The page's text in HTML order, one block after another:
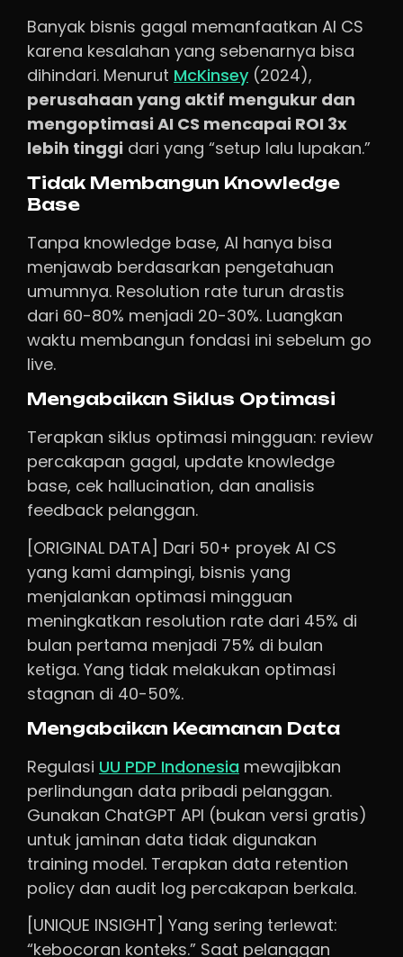
Banyak bisnis gagal memanfaatkan AI CS
karena kesalahan yang sebenarnya bisa
dihindari. Menurut McKinsey (2024),
perusahaan yang aktif mengukur dan
mengoptimasi AI CS mencapai ROI 3x
lebih tinggi dari yang “setup lalu lupakan.”
Tidak Membangun Knowledge
Base
Tanpa knowledge base, AI hanya bisa
menjawab berdasarkan pengetahuan
umumnya. Resolution rate turun drastis
dari 60-80% menjadi 20-30%. Luangkan
waktu membangun fondasi ini sebelum go
live.
Mengabaikan Siklus Optimasi
Terapkan siklus optimasi mingguan: review
percakapan gagal, update knowledge
base, cek hallucination, dan analisis
feedback pelanggan.
[ORIGINAL DATA] Dari 50+ proyek AI CS
yang kami dampingi, bisnis yang
menjalankan optimasi mingguan
meningkatkan resolution rate dari 45% di
bulan pertama menjadi 75% di bulan
ketiga. Yang tidak melakukan optimasi
stagnan di 40-50%.
Mengabaikan Keamanan Data
Regulasi UU PDP Indonesia mewajibkan
perlindungan data pribadi pelanggan.
Gunakan ChatGPT API (bukan versi gratis)
untuk jaminan data tidak digunakan
training model. Terapkan data retention
policy dan audit log percakapan berkala.
[UNIQUE INSIGHT] Yang sering terlewat:
“kebocoran konteks.” Saat pelanggan